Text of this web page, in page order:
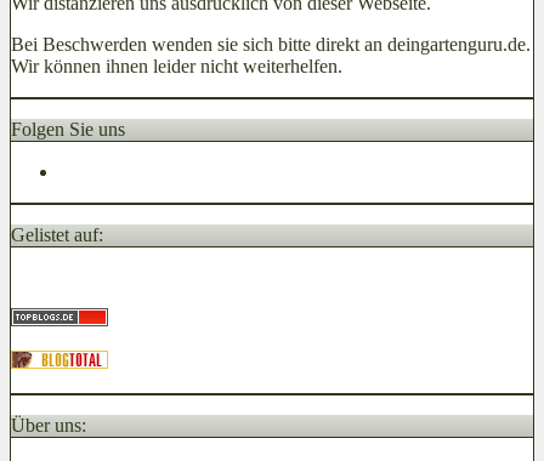
Bei Beschwerden wenden sie sich bitte direkt an deingartenguru.de.
Wir können ihnen leider nicht weiterhelfen.
Folgen Sie uns
Gelistet auf:
Über uns: